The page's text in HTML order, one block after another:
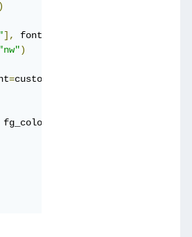
)
"إختر ورقة العمل"], font
"nw")
=customtkinter
fg_color